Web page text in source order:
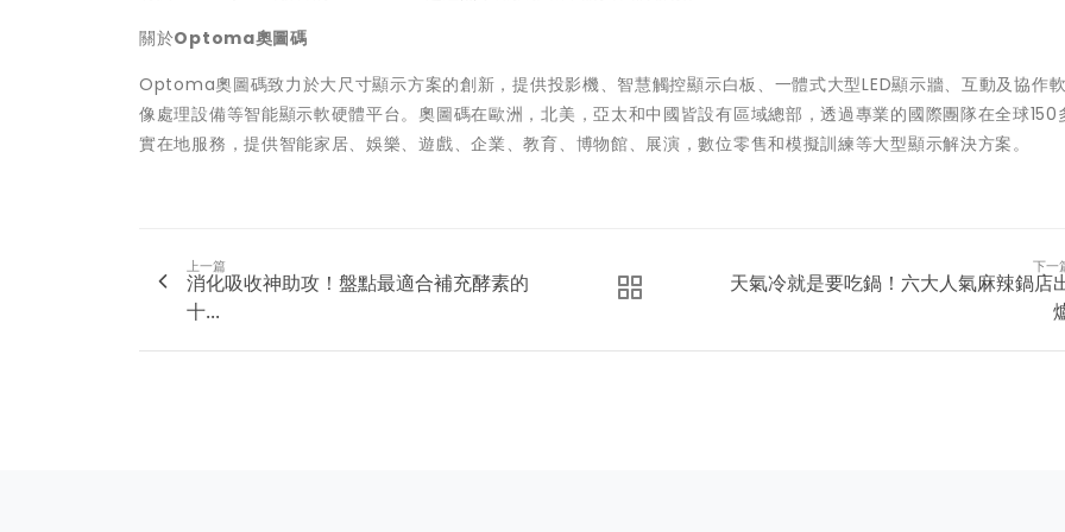
關於Optoma奧圖碼
Optoma奧圖碼致力於大尺寸顯示方案的創新，提供投影機、智慧觸控顯示白板、一體式大型LED顯示牆、互動及協作
像處理設備等智能顯示軟硬體平台。奧圖碼在歐洲，北美，亞太和中國皆設有區域總部，透過專業的國際團隊在全球150
實在地服務，提供智能家居、娛樂、遊戲、企業、教育、博物館、展演，數位零售和模擬訓練等大型顯示解決方案。
上一篇
消化吸收神助攻！盤點最適合補充酵素的
十...
下一
天氣冷就是要吃鍋！六大人氣麻辣鍋店